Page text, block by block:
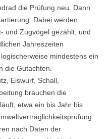
die Prüfung neu. Dann
Dabei werden
und Zugvögel gezählt, und
Jahreszeiten
mindestens ein
die Gutachten.
Eiswurf, Schall,
brauchen die
etwa ein bis Jahr bis
nach Daten der